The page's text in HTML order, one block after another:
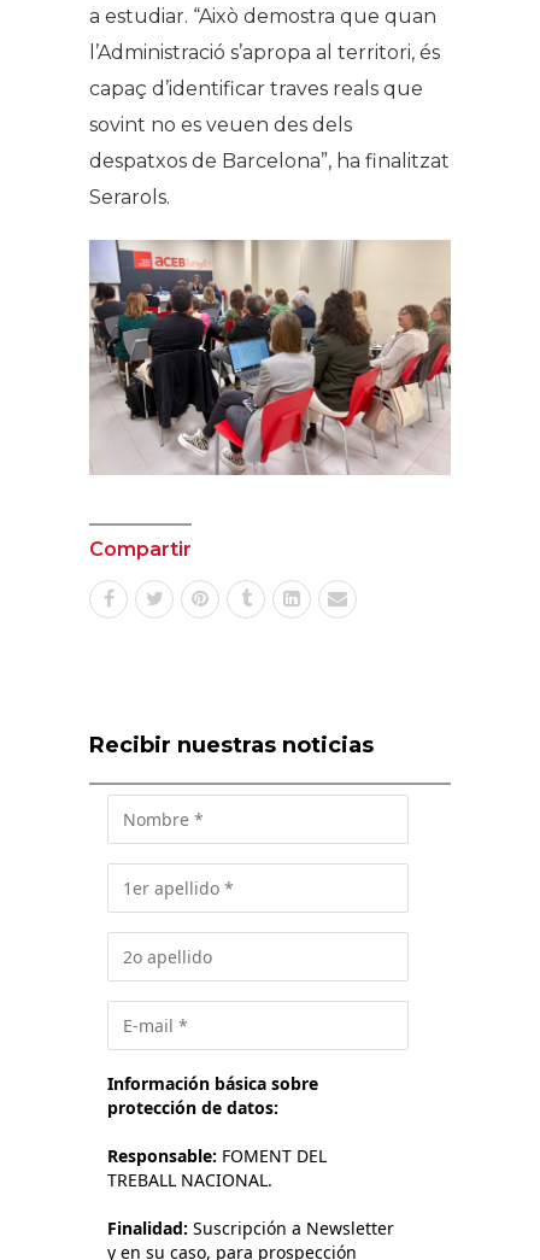
a estudiar. “Això demostra que quan
l’Administració s’apropa al territori, és
capaç d’identificar traves reals que
sovint no es veuen des dels
despatxos de Barcelona”, ha finalitzat
Serarols.
Compartir
Recibir nuestras noticias
Información básica sobre
protección de datos:
Responsable: FOMENT DEL
TREBALL NACIONAL.
Finalidad: Suscripción a Newsletter
y en su caso, para prospección